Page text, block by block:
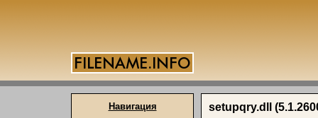
setupqry.dll
Навигация